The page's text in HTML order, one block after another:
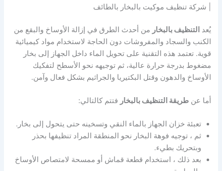
| شركة تنظيف موكيت بالبخار بالطائف
يُعد التنظيف بالبخار من أحدث الطرق في إزالة الأوساخ والبقع من
الكنب والسجاد والمفروشات دون الحاجة لاستخدام مواد كيميائية
قوية. تعتمد هذه التقنية على تحويل الماء داخل الجهاز إلى بخار
مضغوط بدرجة حرارة عالية، ثم توجيهه نحو الأسطح لتفكيك
الأوساخ والدهون وقتل البكتيريا والجراثيم بشكل فعال وآمن.
أما عنطريقة التنظيف بالبخار فتتم كالتالي:
تعبئة خزان الجهاز بالماء النقي وتسخينه حتى يتحول إلى بخار.
ثم ، توجيه فوهة البخار نحو المنطقة المراد تنظيفها بحذر
وبتحريك بطيء.
بعد ذلك ، استخدام قطعة قماش أو ممسحة لامتصاص الأوساخ